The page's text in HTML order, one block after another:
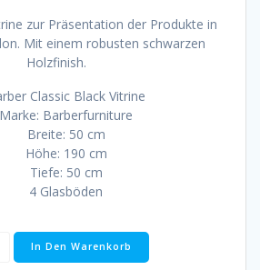
zur Präsentation der Produkte in
Mit einem robusten schwarzen
Holzfinish.
Classic Black Vitrine
Marke: Barberfurniture
Breite: 50 cm
Höhe: 190 cm
Tiefe: 50 cm
4 Glasböden
In Den Warenkorb